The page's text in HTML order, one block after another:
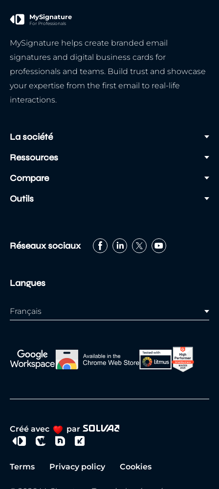
MySignature
For Professionals
MySignature helps create branded email
signatures and digital business cards for
professionals and teams. Build trust and showcase
your expertise from the first email to real-life
interactions.
La société
Ressources
Compare
Outils
Réseaux sociaux
Langues
Français
Créé avec par
Terms Privacy policy Cookies